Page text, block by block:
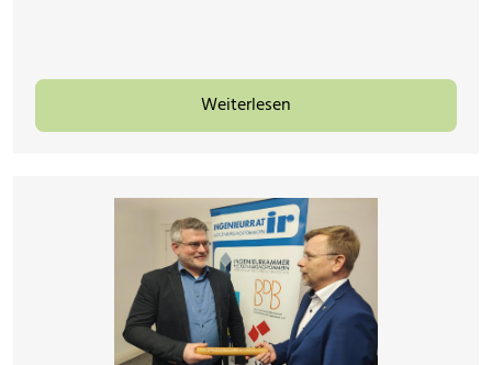
Weiterlesen